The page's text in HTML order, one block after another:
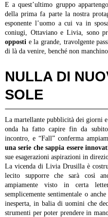
E a quest’ultimo gruppo
della prima fa parte la nostra
esponente l’uomo a cui va in
coniugi, Ottaviano e Livia, sono
opposti e la grande, travolgente
di là da venire, benché non
NULLA DI
SOLE
La martellante pubblicità dei giorni
onda ha fatto capire fin da
incontro, e “Fall” conferma
una serie che sappia essere
sue esagerazioni aspirazioni in
La vicenda di Livia Drusilla è
lecito supporre che sarà così
ampiamente visto in certa
semplicemente sentimentale o
inesperta, in balia di uomini che
strumenti per poter prendere in